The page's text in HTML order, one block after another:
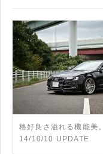
格好良さ溢れる機能美。
14/10/10 UPDATE